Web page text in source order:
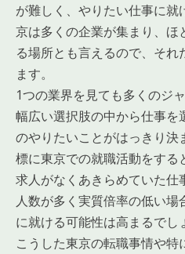
が難しく、やりたい仕事に
京は多くの企業が集まり、ほ
る場所とも言えるので、それ
ます。
1つの業界を見ても多くのジ
幅広い選択肢の中から仕事を
のやりたいことがはっきり決
標に東京での就職活動をする
求人がなくあきらめていた
人数が多く実質倍率の低い
に就ける可能性は高まるでし
こうした東京の転職事情や